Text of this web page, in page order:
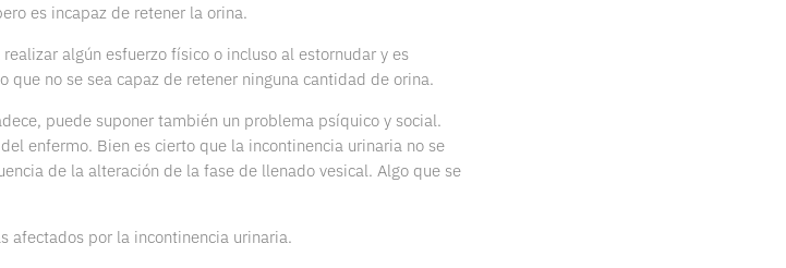
es incapaz de retener la orina.
algún esfuerzo físico o incluso al estornudar y es
que no se sea capaz de retener ninguna cantidad de orina.
puede suponer también un problema psíquico y social.
enfermo. Bien es cierto que la incontinencia urinaria no se
de la alteración de la fase de llenado vesical. Algo que se
afectados por la incontinencia urinaria.